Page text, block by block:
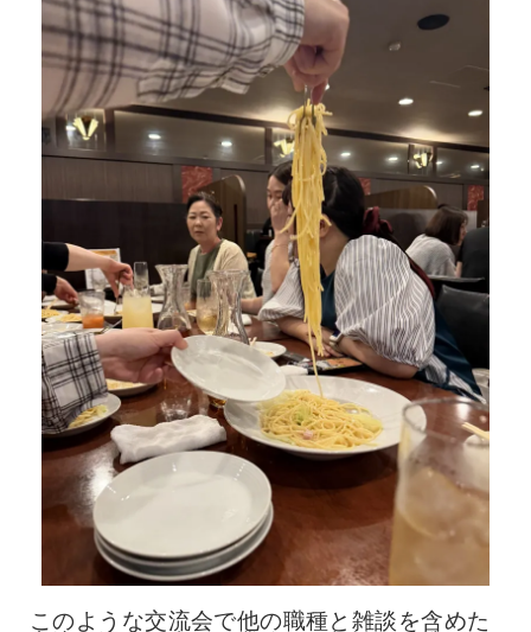
このような交流会で他の職種と雑談を含めた